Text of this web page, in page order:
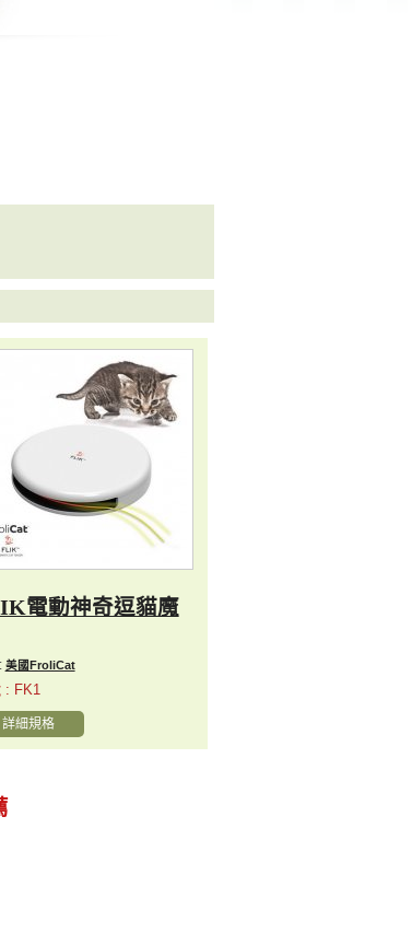
電動神奇逗貓魔
美國FroliCat
: FK1
詳細規格